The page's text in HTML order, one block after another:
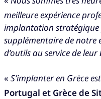
meilleure expérience
implantation stratégique
supplémentaire de notre
d’outils au service de
« S’implanter en Grèce
Portugal et Grèce de